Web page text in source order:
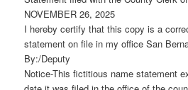
NOVEMBER 26, 2025
I hereby certify that this copy is a
statement on file in my office San
By:/Deputy
Notice-This fictitious name statement